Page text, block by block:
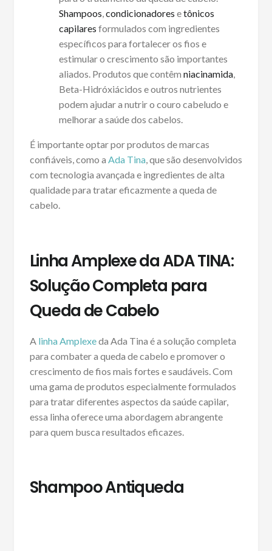
Shampoos,condicionadores etônicos
capilares formulados com ingredientes
específicos para fortalecer os fios e
estimular o crescimento são importantes
aliados. Produtos que contêm niacinamida,
Beta-Hidróxiácidos e outros nutrientes
podem ajudar a nutrir o couro cabeludo e
melhorar a saúde dos cabelos.
É importante optar por produtos de marcas
confiáveis, como a Ada Tina, que são desenvolvidos
com tecnologia avançada e ingredientes de alta
qualidade para tratar eficazmente a queda de
cabelo.
Linha Amplexe da ADA TINA:
Solução Completa para
Queda de Cabelo
A linha Amplexeda Ada Tina é a solução completa
para combater a queda de cabelo e promover o
crescimento de fios mais fortes e saudáveis. Com
uma gama de produtos especialmente formulados
para tratar diferentes aspectos da saúde capilar,
essa linha oferece uma abordagem abrangente
para quem busca resultados eficazes.
Shampoo Antiqueda